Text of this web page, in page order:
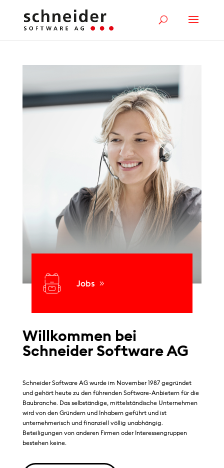
Jobs
Willkommen bei
Schneider Software AG
Schneider Software AG wurde im November 1987 gegründet
und gehört heute zu den führenden Software-Anbietern für die
Baubranche. Das selbständige, mittelständische Unternehmen
wird von den Gründern und Inhabern geführt und ist
unternehmerisch und finanziell völlig unabhängig.
Beteiligungen von anderen Firmen oder Interessengruppen
bestehen keine.